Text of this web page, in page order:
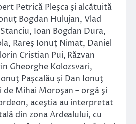
Petrică Pleşca şi alcătuită
Bogdan Hulujan, Vlad
Ioan Bogdan Dura,
Rareş Ionuţ Nimat, Daniel
Cristian Pui, Răzvan
Gheorghe Kolozsvari,
Paşcalău şi Dan Ionuţ
de Mihai Moroşan – orgă şi
aceştia au interpretat
din zona Ardealului, cu